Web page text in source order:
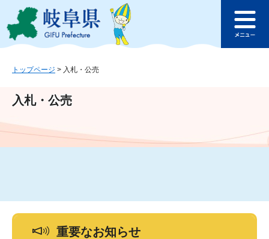
ジ
ュ
文
このページの本文へ
ュ
トップページ > 入札・公売
入札・公売
重要なお知らせ